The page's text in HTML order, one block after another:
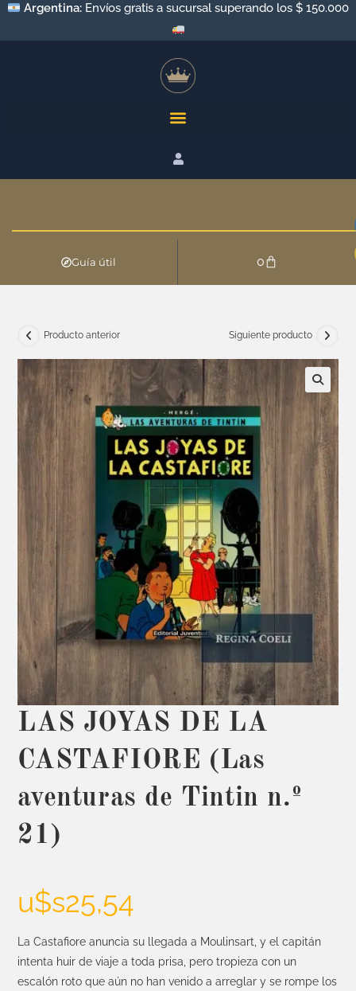
Argentina: Envíos gratis a sucursal superando los $ 150.000
Guía útil 0
Producto anterior Siguiente producto
LAS JOYAS DE LA
CASTAFIORE (Las
aventuras de Tintin n.º
21)
u$s25,54
La Castafiore anuncia su llegada a Moulinsart, y el capitán
intenta huir de viaje a toda prisa, pero tropieza con un
escalón roto que aún no han venido a arreglar y se rompe los